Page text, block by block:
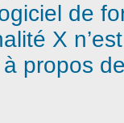
de
X
propos